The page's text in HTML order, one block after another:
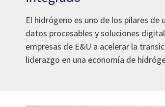
El hidrógeno es uno de los pilares
datos procesables y soluciones
empresas de E&U a acelerar la
liderazgo en una economía de